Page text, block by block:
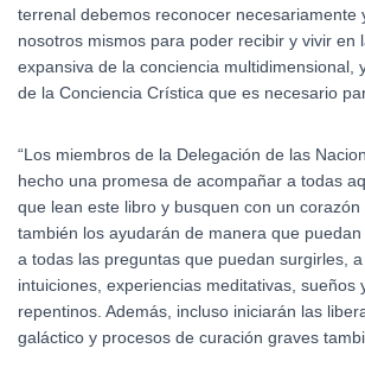
terrenal debemos reconocer necesariamente
nosotros mismos para poder recibir y vivir en
expansiva de la conciencia multidimensional,
de la Conciencia Crística que es necesario
“Los miembros de la Delegación de las
hecho una promesa de acompañar a todas
que lean este libro y busquen con un
también los ayudarán de manera que
a todas las preguntas que puedan surgirles,
intuiciones, experiencias meditativas, sueños
repentinos. Además, incluso iniciarán las
galáctico y procesos de curación graves